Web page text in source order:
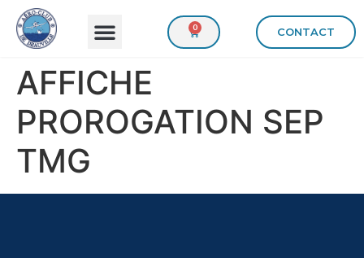
0 CONTACT
AFFICHE
PROROGATION SEP
TMG